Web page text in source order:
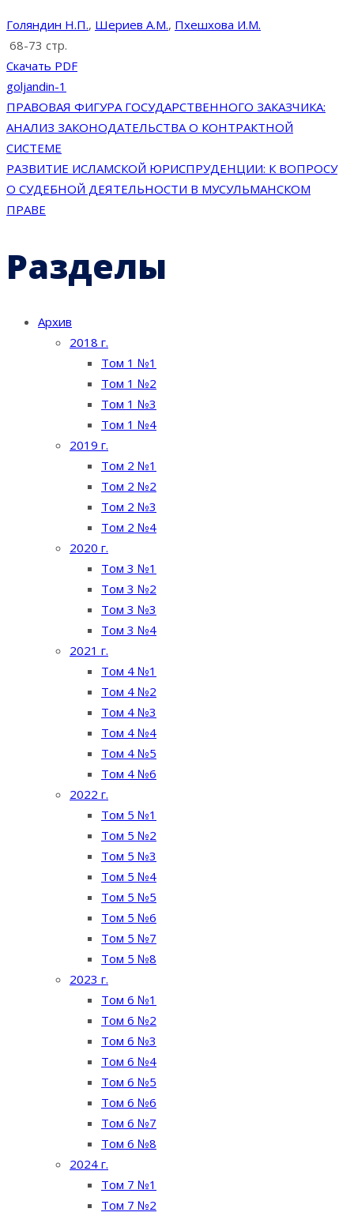
Голяндин Н.П., Шериев А.М., Пхешхова И.М.
68-73 стр.
Скачать PDF
goljandin-1
Навигация
по
записям
ПРАВОВАЯ ФИГУРА ГОСУДАРСТВЕННОГО ЗАКАЗЧИКА:
АНАЛИЗ ЗАКОНОДАТЕЛЬСТВА О КОНТРАКТНОЙ
СИСТЕМЕ
РАЗВИТИЕ ИСЛАМСКОЙ ЮРИСПРУДЕНЦИИ: К ВОПРОСУ
О СУДЕБНОЙ ДЕЯТЕЛЬНОСТИ В МУСУЛЬМАНСКОМ
ПРАВЕ
Разделы
Архив
2018 г.
Том 1 №1
Том 1 №2
Том 1 №3
Том 1 №4
2019 г.
Том 2 №1
Том 2 №2
Том 2 №3
Том 2 №4
2020 г.
Том 3 №1
Том 3 №2
Том 3 №3
Том 3 №4
2021 г.
Том 4 №1
Том 4 №2
Том 4 №3
Том 4 №4
Том 4 №5
Том 4 №6
2022 г.
Том 5 №1
Том 5 №2
Том 5 №3
Том 5 №4
Том 5 №5
Том 5 №6
Том 5 №7
Том 5 №8
2023 г.
Том 6 №1
Том 6 №2
Том 6 №3
Том 6 №4
Том 6 №5
Том 6 №6
Том 6 №7
Том 6 №8
2024 г.
Том 7 №1
Том 7 №2